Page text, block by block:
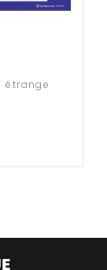
étrange